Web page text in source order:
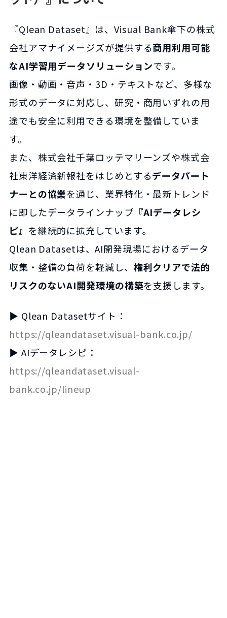
『Qlean Dataset』は、Visual Bank傘下の株式
会社アマナイメージズが提供する商用利用可能
なAI学習用データソリューションです。
画像・動画・音声・3D・テキストなど、多様な
形式のデータに対応し、研究・商用いずれの用
途でも安全に利用できる環境を整備していま
す。
また、株式会社千葉ロッテマリーンズや株式会
社東洋経済新報社をはじめとするデータパート
ナーとの協業を通じ、業界特化・最新トレンド
に即したデータラインナップ 『AIデータレシ
ピ』 を継続的に拡充しています。
Qlean Datasetは、AI開発現場におけるデータ
収集・整備の負荷を軽減し、 権利クリアで法的
リスクのないAI開発環境の構築を支援します。
▶ Qlean Datasetサイト：
https://qleandataset.visual-bank.co.jp/
▶ AIデータレシピ：
https://qleandataset.visual-
bank.co.jp/lineup